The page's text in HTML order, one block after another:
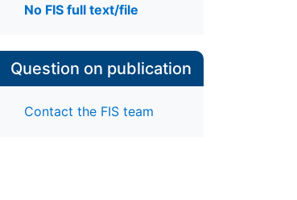
No FIS full text/file
Question on publication
Contact the FIS team